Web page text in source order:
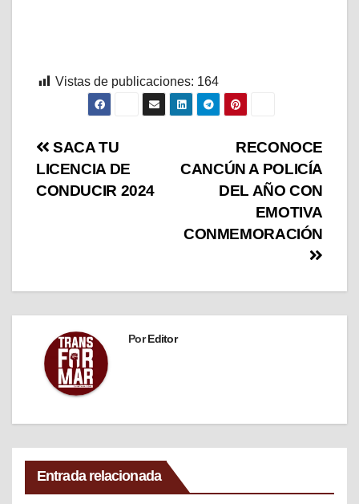
Vistas de publicaciones: 164
RECONOCE
CANCÚN A POLICÍA
DEL AÑO CON
EMOTIVA
CONMEMORACIÓN
SACA TU
LICENCIA DE
CONDUCIR 2024
PorEditor
Entrada relacionada